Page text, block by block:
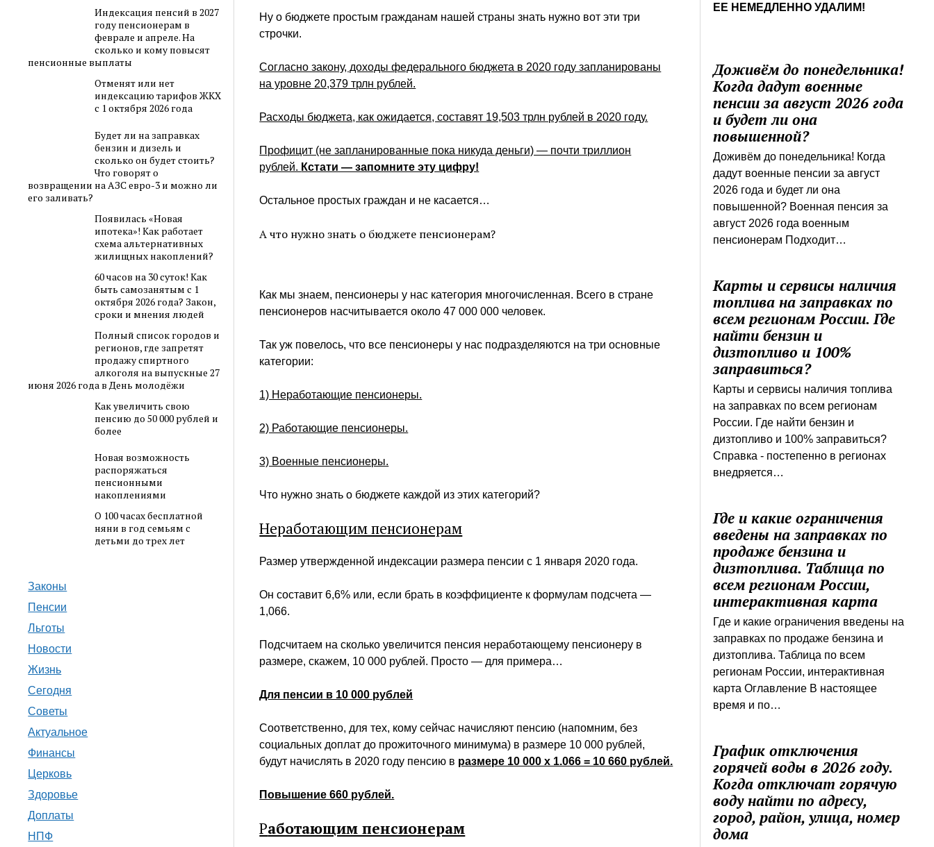
Индексация пенсий в 2027
году пенсионерам в
феврале и апреле. На
сколько и кому повысят
пенсионные выплаты
Отменят или нет
индексацию тарифов ЖКХ
с 1 октября 2026 года
Будет ли на заправках
бензин и дизель и
сколько он будет стоить?
Что говорят о
возвращении на АЗС евро-3 и можно ли
его заливать?
Появилась «Новая
ипотека»! Как работает
схема альтернативных
жилищных накоплений?
60 часов на 30 суток! Как
быть самозанятым с 1
октября 2026 года? Закон,
сроки и мнения людей
Полный список городов и
регионов, где запретят
продажу спиртного
алкоголя на выпускные 27
июня 2026 года в День молодёжи
Как увеличить свою
пенсию до 50 000 рублей и
более
Новая возможность
распоряжаться
пенсионными
накоплениями
О 100 часах бесплатной
няни в год семьям с
детьми до трех лет
Законы
Пенсии
Льготы
Новости
Жизнь
Сегодня
Советы
Актуальное
Финансы
Церковь
Здоровье
Доплаты
НПФ
Ну о бюджете простым гражданам нашей страны знать нужно вот эти три
строчки.
Согласно закону, доходы федерального бюджета в 2020 году запланированы
на уровне 20,379 трлн рублей.
Расходы бюджета, как ожидается, составят 19,503 трлн рублей в 2020 году.
Профицит (не запланированные пока никуда деньги) — почти триллион
рублей. Кстати — запомните эту цифру!
Остальное простых граждан и не касается…
А что нужно знать о бюджете пенсионерам?
Как мы знаем, пенсионеры у нас категория многочисленная. Всего в стране
пенсионеров насчитывается около 47 000 000 человек.
Так уж повелось, что все пенсионеры у нас подразделяются на три основные
категории:
1) Неработающие пенсионеры.
2) Работающие пенсионеры.
3) Военные пенсионеры.
Что нужно знать о бюджете каждой из этих категорий?
Неработающим пенсионерам
Размер утвержденной индексации размера пенсии с 1 января 2020 года.
Он составит 6,6% или, если брать в коэффициенте к формулам подсчета —
1,066.
Подсчитаем на сколько увеличится пенсия неработающему пенсионеру в
размере, скажем, 10 000 рублей. Просто — для примера…
Для пенсии в 10 000 рублей
Соответственно, для тех, кому сейчас начисляют пенсию (напомним, без
социальных доплат до прожиточного минимума) в размере 10 000 рублей,
будут начислять в 2020 году пенсию в размере 10 000 х 1.066 = 10 660 рублей.
Повышение 660 рублей.
Работающим пенсионерам
ЕЕ НЕМЕДЛЕННО УДАЛИМ!
Доживём до понедельника!
Когда дадут военные
пенсии за август 2026 года
и будет ли она
повышенной?
Доживём до понедельника! Когда
дадут военные пенсии за август
2026 года и будет ли она
повышенной? Военная пенсия за
август 2026 года военным
пенсионерам Подходит…
Карты и сервисы наличия
топлива на заправках по
всем регионам России. Где
найти бензин и
дизтопливо и 100%
заправиться?
Карты и сервисы наличия топлива
на заправках по всем регионам
России. Где найти бензин и
дизтопливо и 100% заправиться?
Справка - постепенно в регионах
внедряется…
Где и какие ограничения
введены на заправках по
продаже бензина и
дизтоплива. Таблица по
всем регионам России,
интерактивная карта
Где и какие ограничения введены на
заправках по продаже бензина и
дизтоплива. Таблица по всем
регионам России, интерактивная
карта Оглавление В настоящее
время и по…
График отключения
горячей воды в 2026 году.
Когда отключат горячую
воду найти по адресу,
город, район, улица, номер
дома